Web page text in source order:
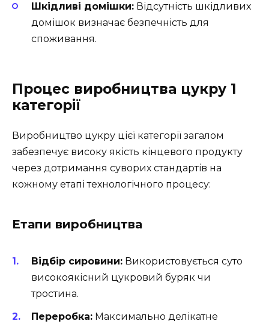
Шкідливі домішки: Відсутність шкідливих
домішок визначає безпечність для
споживання.
Процес виробництва цукру 1
категорії
Виробництво цукру цієї категорії загалом
забезпечує високу якість кінцевого продукту
через дотримання суворих стандартів на
кожному етапі технологічного процесу:
Етапи виробництва
Відбір сировини: Використовується суто
високоякісний цукровий буряк чи
тростина.
Переробка: Максимально делікатне